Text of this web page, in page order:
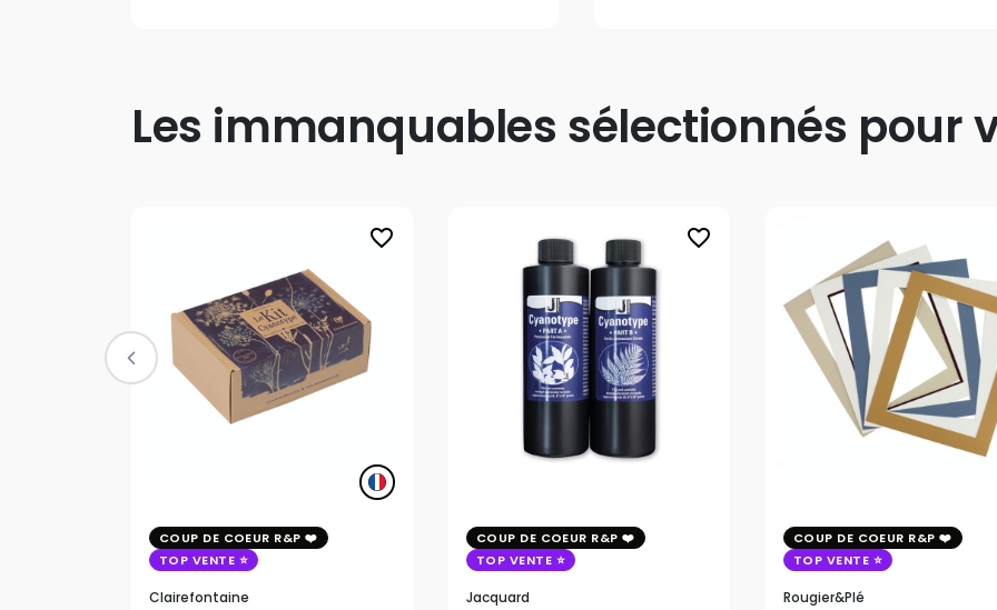
Les immanquables sélectionnés pour
favorite_border
COUP DE COEUR R&P
TOP VENTE
Clairefontaine
favorite_border
COUP DE COEUR R&P
TOP VENTE
Jacquard
COUP DE COEUR R&P
TOP VENTE
Rougier&plé